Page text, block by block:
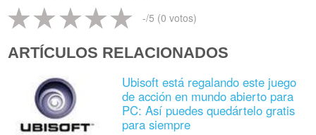
-/5 (0 votos)
ARTÍCULOS RELACIONADOS
Ubisoft está regalando este juego
de acción en mundo abierto para
PC: Así puedes quedártelo gratis
para siempre